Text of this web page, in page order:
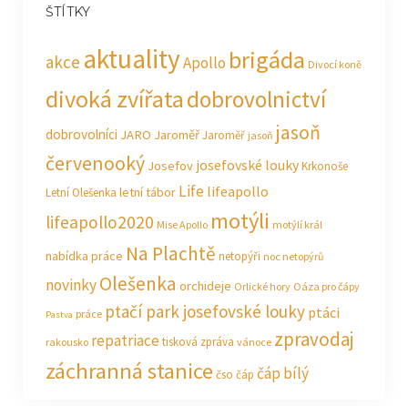
ŠTÍTKY
akce aktualityApollo brigáda Divocí koně
divoká zvířatadobrovolnictví
dobrovolníci JARO JaroměřJaroměř jasoň jasoň
červenooký Josefov josefovské loukyKrkonoše
Letní Olešenka letní tábor Life lifeapollo
lifeapollo2020 Mise Apollo motýli motýlí král
nabídka práce Na Plachtě netopýři noc netopýrů
novinkyOlešenka orchideje Orlické hory Oáza pro čápy
Pastva práce ptačí park josefovské louky ptáci
rakousko repatriacetisková zpráva vánoce zpravodaj
záchranná stanice čso čáp čáp bílý